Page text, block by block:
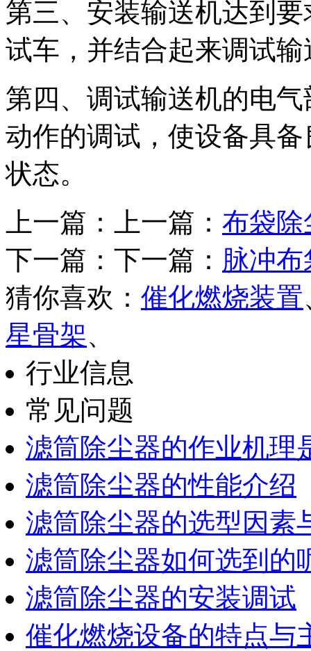
第三、安装输送机达到
试车，并结合起来调试
第四、调试输送机的电
动作的调试，使设备具
状态。
上一篇：上一篇： 布袋除
下一篇：下一篇： 脉冲
猜你喜欢： 催化燃烧装置
星骨架、
行业信息
常见问题
滤筒除尘器的作业机理
滤筒除尘器的性能介绍
滤筒除尘器的选型因素
滤筒除尘器如何选到的
滤筒除尘器的安装调试
催化燃烧设备的特点与